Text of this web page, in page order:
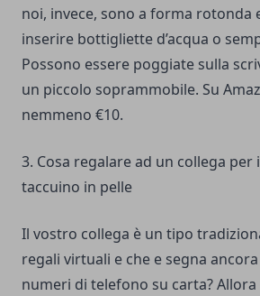
noi, invece, sono a forma rotonda
inserire bottigliette d’acqua o
Possono essere poggiate sulla
un piccolo soprammobile. Su
nemmeno €10.
3. Cosa regalare ad un collega
taccuino in pelle
Il vostro collega è un tipo
regali virtuali e che e segna
numeri di telefono su carta? Allora